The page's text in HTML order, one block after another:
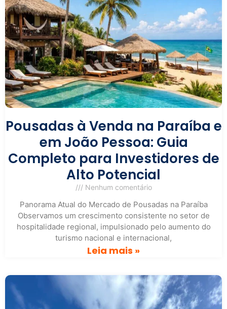
Pousadas à Venda na Paraíba e
em João Pessoa: Guia
Completo para Investidores de
Alto Potencial
Nenhum comentário
Panorama Atual do Mercado de Pousadas na Paraíba
Observamos um crescimento consistente no setor de
hospitalidade regional, impulsionado pelo aumento do
turismo nacional e internacional,
Leia mais »